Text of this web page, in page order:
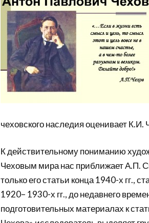
чеховского наследия оценивает
К действительному пониманию
Чеховым мира нас приближает А.П.
только его статьи конца 1940-х гг.,
1920– 1930-х гг., до недавнего
подготовительных материалах к